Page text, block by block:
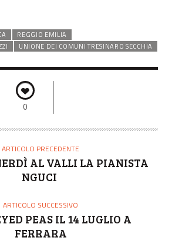
REGGIO EMILIA
UNIONE DEI COMUNI TRESINARO SECCHIA
0
ARTICOLO PRECEDENTE
AL VALLI LA PIANISTA
NGUCI
ARTICOLO SUCCESSIVO
PEAS IL 14 LUGLIO A
FERRARA